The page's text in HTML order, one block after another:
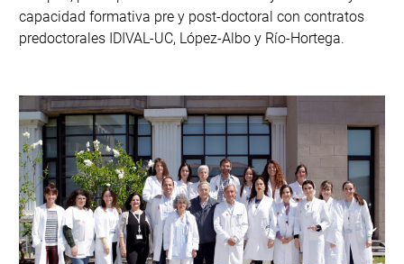
capacidad formativa pre y post-doctoral con contratos
predoctorales IDIVAL-UC, López-Albo y Río-Hortega.